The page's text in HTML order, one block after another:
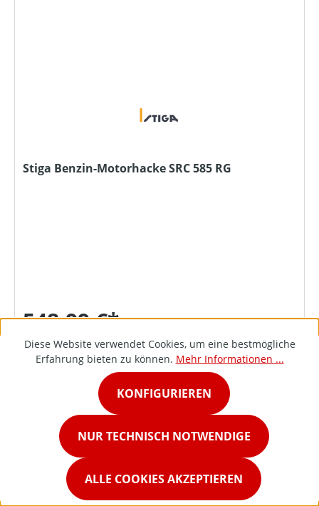
Stiga Benzin-Motorhacke SRC 585 RG
548,99 €*
DETAILS
Diese Website verwendet Cookies, um eine bestmögliche
Erfahrung bieten zu können. Mehr Informationen ...
NUR TECHNISCH NOTWENDIGE
KONFIGURIEREN
ALLE COOKIES AKZEPTIEREN